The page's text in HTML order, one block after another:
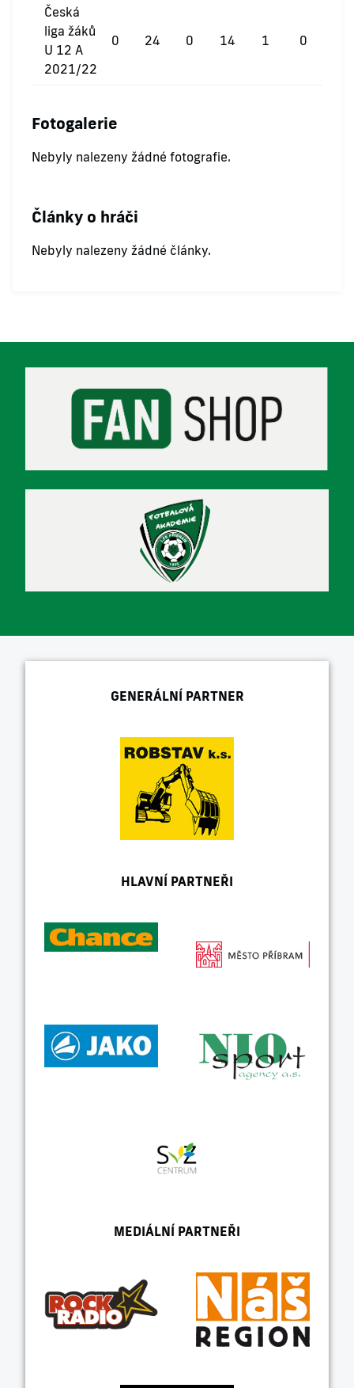
Česká
liga žáků
U 12 A
2021/22
0 24 0 14 1 0
Fotogalerie
Nebyly nalezeny žádné fotografie.
Články o hráči
Nebyly nalezeny žádné články.
GENERÁLNÍ PARTNER
HLAVNÍ PARTNEŘI
MEDIÁLNÍ PARTNEŘI